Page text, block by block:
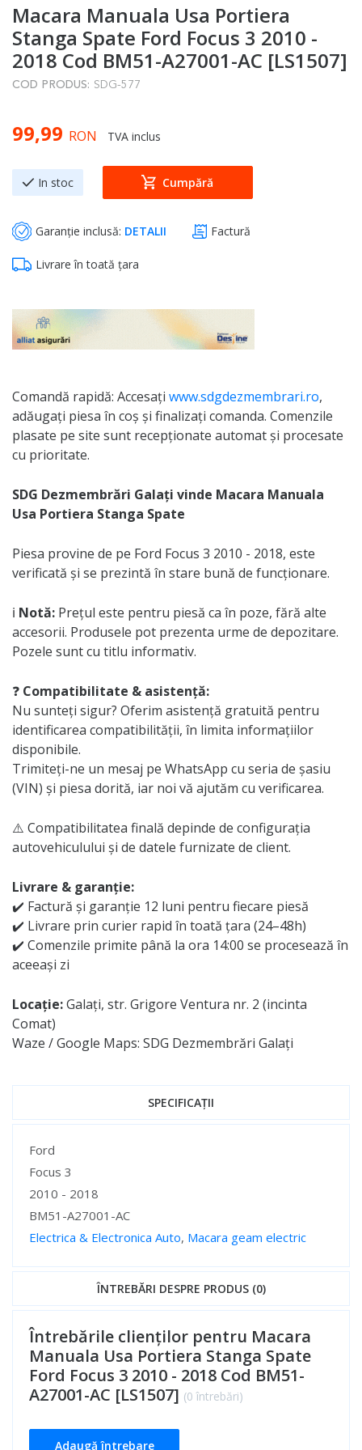
to
the
beginning
of
the
gallery
Macara Manuala Usa Portiera
Stanga Spate Ford Focus 3 2010 -
2018 Cod BM51-A27001-AC [LS1507]
COD PRODUS: SDG-577
99,99 RON TVA inclus
In stoc Cumpără
Garanție inclusă: DETALII Factură
Livrare în toată țara
Comandă rapidă: Accesați www.sdgdezmembrari.ro,
adăugați piesa în coș și finalizați comanda. Comenzile
plasate pe site sunt recepționate automat și procesate
cu prioritate.
SDG Dezmembrări Galați vinde Macara Manuala
Usa Portiera Stanga Spate
Piesa provine de pe Ford Focus 3 2010 - 2018, este
verificată și se prezintă în stare bună de funcționare.
ℹ️ Notă: Prețul este pentru piesă ca în poze, fără alte
accesorii. Produsele pot prezenta urme de depozitare.
Pozele sunt cu titlu informativ.
❓ Compatibilitate & asistență:
Nu sunteți sigur? Oferim asistență gratuită pentru
identificarea compatibilității, în limita informațiilor
disponibile.
Trimiteți-ne un mesaj pe WhatsApp cu seria de șasiu
(VIN) și piesa dorită, iar noi vă ajutăm cu verificarea.
⚠️ Compatibilitatea finală depinde de configurația
autovehiculului și de datele furnizate de client.
Livrare & garanție:
✔️ Factură și garanție 12 luni pentru fiecare piesă
✔️ Livrare prin curier rapid în toată țara (24–48h)
✔️ Comenzile primite până la ora 14:00 se procesează în
aceeași zi
Locație:Galați, str. Grigore Ventura nr. 2 (incinta
Comat)
Waze / Google Maps: SDG Dezmembrări Galați
SPECIFICAȚII
Specificații
Ford
Focus 3
2010 - 2018
BM51-A27001-AC
Electrica & Electronica Auto, Macara geam electric
ÎNTREBĂRI DESPRE PRODUS (0)
Întrebările clienților pentru Macara
Manuala Usa Portiera Stanga Spate
Ford Focus 3 2010 - 2018 Cod BM51-
A27001-AC [LS1507] (0 întrebări)
Adaugă întrebare